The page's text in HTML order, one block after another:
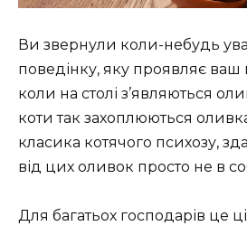
Ви звернули коли-небудь
поведінку, яку проявляє ваш
коли на столі з’являються
коти так захоплюються
класика котячого психозу,
від цих оливок просто не в
Для багатьох господарів це